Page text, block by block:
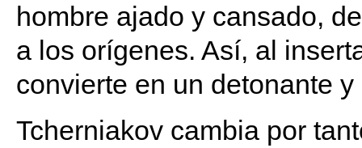
hombre ajado y cansado,
a los orígenes. Así, al
convierte en un detonante
Tcherniakov cambia por